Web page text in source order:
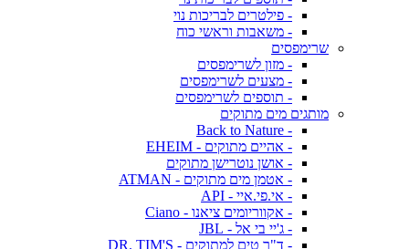
- פילטרים לבריכות נוי
- משאבות וראשי כוח
שרימפסים
- מזון לשרימפסים
- מצעים לשרימפסים
- תוספים לשרימפסים
מותגים מים מתוקים
- Back to Nature
- אהיים מתוקים - EHEIM
- אושן נוטרישן מתוקים
- אטמן מים מתוקים - ATMAN
- אי.פי.איי - API
- אקווריומים ציאנו - Ciano
- ג'יי בי אל - JBL
- ד"ר טים למתוקים - DR. TIM'S